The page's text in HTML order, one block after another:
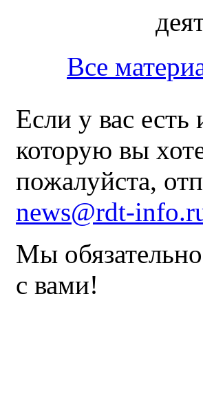
Все
Если у вас есть
которую вы
пожалуйста,
news@rdt-
Мы
с вами!